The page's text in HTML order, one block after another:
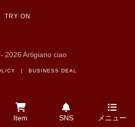
TRY ON
2026 Artigiano ciao
| BUSINESS DEAL
Item SNS メニュー